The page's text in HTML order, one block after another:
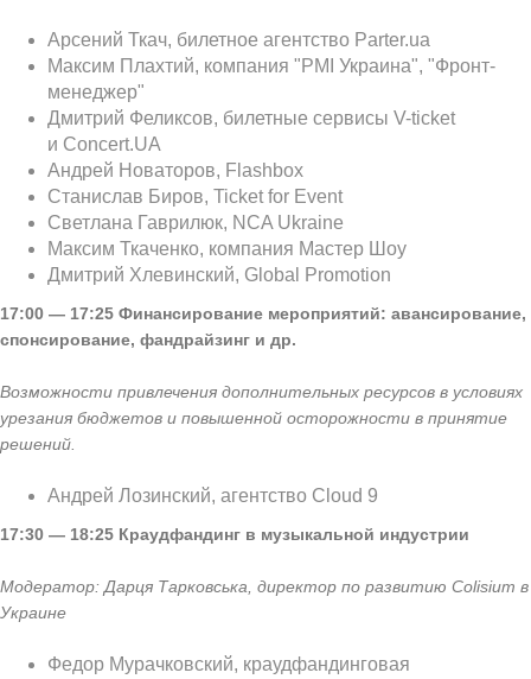
Арсений Ткач, билетное агентство Parter.ua
Максим Плахтий, компания "PMI Украина", "Фронт-
менеджер"
Дмитрий Феликсов, билетные сервисы V-ticket
и Concert.UA
Андрей Новаторов, Flashbox
Станислав Биров, Ticket for Event
Светлана Гаврилюк, NCA Ukraine
Максим Ткаченко, компания Мастер Шоу
Дмитрий Хлевинский, Global Promotion
17:00 — 17:25 Финансирование мероприятий: авансирование,
спонсирование, фандрайзинг и др.
Возможности привлечения дополнительных ресурсов в условиях
урезания бюджетов и повышенной осторожности в принятие
решений.
Андрей Лозинский, агентство Cloud 9
17:30 — 18:25 Краудфандинг в музыкальной индустрии
Модератор: Дарця Тарковська, директор по развитию Colisium в
Украине
Федор Мурачковский, краудфандинговая